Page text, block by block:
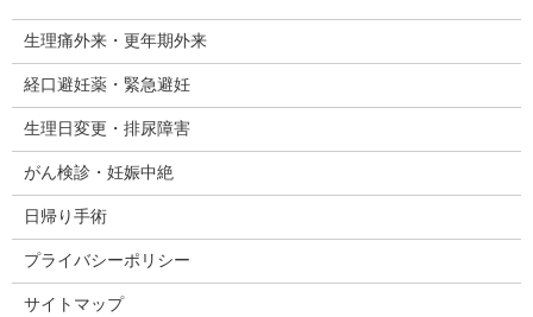
生理痛外来・更年期外来
経口避妊薬・緊急避妊
生理日変更・排尿障害
がん検診・妊娠中絶
日帰り手術
プライバシーポリシー
サイトマップ